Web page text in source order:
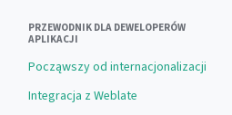
PRZEWODNIK DLA DEWELOPERÓW
APLIKACJI
Począwszy od internacjonalizacji
Integracja z Weblate